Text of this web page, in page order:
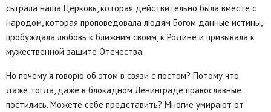
сыграла наша Церковь, которая действительно была вместе с
народом, которая проповедовала людям Богом данные истины,
пробуждала любовь к ближним своим, к Родине и призывала к
мужественной защите Отечества.
Но почему я говорю об этом в связи с постом? Потому что
даже тогда, даже в блокадном Ленинграде православные
постились. Можете себе представить? Многие умирают от